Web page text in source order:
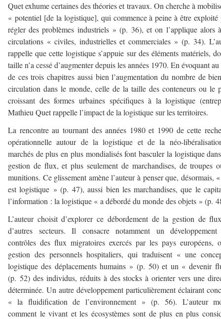
Quet exhume certaines des théories et travaux. On cherche à
« potentiel [de la logistique], qui commence à peine à être exploité
régler des problèmes industriels » (p. 36), et on l’applique alors
circulations « civiles, industrielles et commerciales » (p. 34).
rappelle que cette logistique s’appuie sur des éléments matériels,
taille n’a cessé d’augmenter depuis les années 1970. En évoquant
de ces trois chapitres aussi bien l’augmentation du nombre de
circulation dans le monde, celle de la taille des conteneurs ou le
croissant des formes urbaines spécifiques à la logistique
Mathieu Quet rappelle l’impact de la logistique sur les territoires.
La rencontre au tournant des années 1980 et 1990 de cette
opérationnelle autour de la logistique et de la néo-
marchés de plus en plus mondialisés font basculer la logistique
gestion de flux, et plus seulement de marchandises, de troupes
munitions. Ce glissement amène l’auteur à penser que, désormais,
est logistique » (p. 47), aussi bien les marchandises, que le
l’information : la logistique « a débordé du monde des objets » (p.
L’auteur choisit d’explorer ce débordement de la gestion de
d’autres secteurs. Il consacre notamment un
contrôles des flux migratoires exercés par les pays européens,
gestion des personnels hospitaliers, qui traduisent « une
logistique des déplacements humains » (p. 50) et un « devenir
(p. 52) des individus, réduits à des stocks à orienter vers une
déterminée. Un autre développement particulièrement éclairant
« la fluidification de l’environnement » (p. 56). L’auteur
comment le vivant et les écosystèmes sont de plus en plus